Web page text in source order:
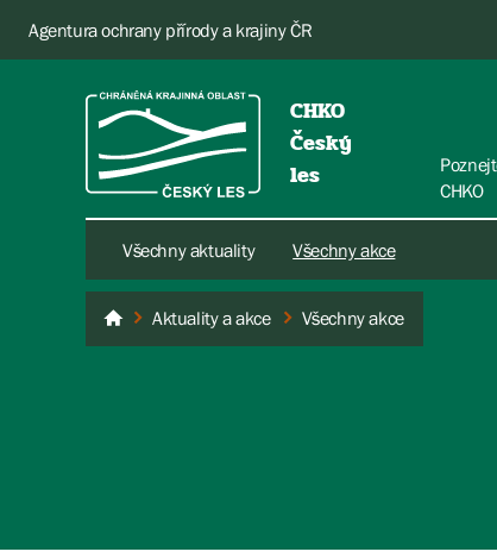
Agentura ochrany přírody a krajiny ČR
CHKO
Český
les
CHKO
Všechny aktuality Všechny akce
Český les
Aktuality a akce Všechny akce